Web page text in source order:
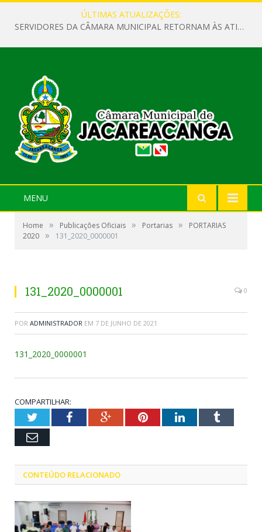
ÚLTIMAS ATUALIZAÇÕES:
SERVIDORES DA CÂMARA MUNICIPAL RETORNAM ÀS ATIVIDADES APÓS O RECESSO PARLAMENTAR
MENU
Home » Publicações Oficiais » Portarias »
PORTARIAS
2020 » 131_2020_0000001
131_2020_0000001 0
POR ADMINISTRADOR EM 7 DE JUNHO DE 2021
131_2020_0000001
COMPARTILHAR:
TwitterFacebookGoogle+PinterestLinkedInTumblr
Email
CONTEÚDO RELACIONADO